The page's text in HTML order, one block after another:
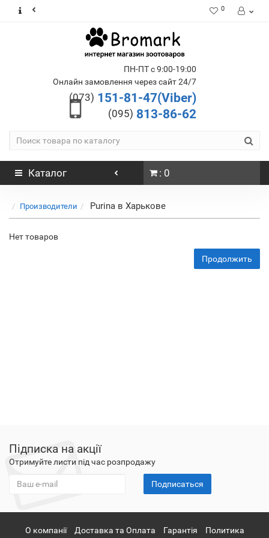
0
ПН-ПТ с 9:00-19:00
Онлайн замовлення через сайт 24/7
(073) 151-81-47(Viber)
(095) 813-86-62
Каталог : 0
Производители Purina в Харькове
Нет товаров
Продолжить
Підписка на акції
Отримуйте листи під час розпродажу
Подписаться
О компанії Доставка та Оплата Гарантія
Политика